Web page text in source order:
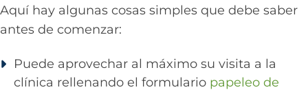
Aquí hay algunas cosas simples que debe saber
antes de comenzar:
Puede aprovechar al máximo su visita a la
clínica rellenando el formulario papeleo de